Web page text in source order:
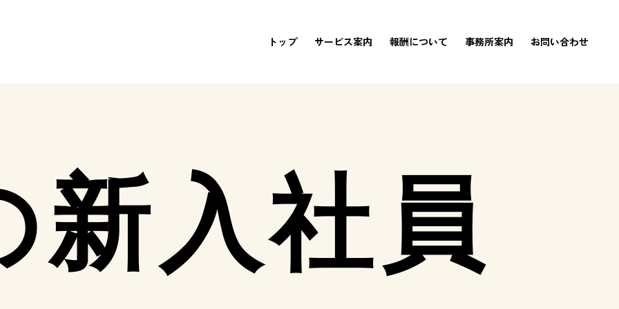
トップ サービス案内 報酬について 事務所案内 お問い合わせ
新入社員